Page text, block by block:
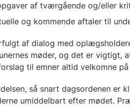
af tværgående og/eller
og kommende aftaler til
af dialog med
møder, og det er vigtigt,
til emner altid velkomne på
så snart dagsordenen er
umiddelbart efter mødet.